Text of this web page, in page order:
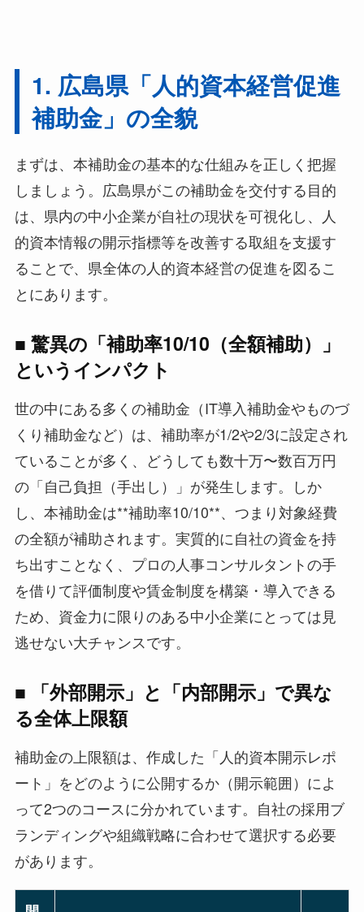
1. 広島県「人的資本経営促進
補助金」の全貌
まずは、本補助金の基本的な仕組みを正しく把握
しましょう。広島県がこの補助金を交付する目的
は、県内の中小企業が自社の現状を可視化し、人
的資本情報の開示指標等を改善する取組を支援す
ることで、県全体の人的資本経営の促進を図るこ
とにあります。
■ 驚異の「補助率10/10（全額補助）」
というインパクト
世の中にある多くの補助金（IT導入補助金やものづ
くり補助金など）は、補助率が1/2や2/3に設定され
ていることが多く、どうしても数十万〜数百万円
の「自己負担（手出し）」が発生します。しか
し、本補助金は**補助率10/10**、つまり対象経費
の全額が補助されます。実質的に自社の資金を持
ち出すことなく、プロの人事コンサルタントの手
を借りて評価制度や賃金制度を構築・導入できる
ため、資金力に限りのある中小企業にとっては見
逃せない大チャンスです。
■ 「外部開示」と「内部開示」で異な
る全体上限額
補助金の上限額は、作成した「人的資本開示レポ
ート」をどのように公開するか（開示範囲）によ
って2つのコースに分かれています。自社の採用ブ
ランディングや組織戦略に合わせて選択する必要
があります。